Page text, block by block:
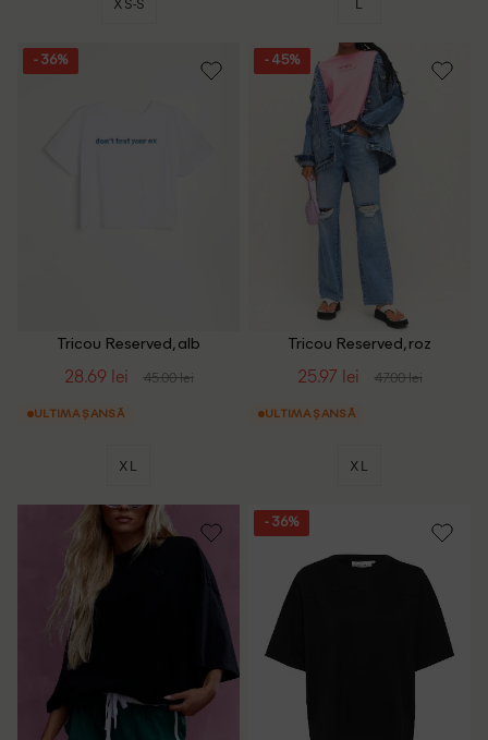
- 36%
Tricou Reserved, alb
28.69 lei 45.00 lei
ULTIMA ȘANSĂ
XL
- 45%
Tricou Reserved, roz
25.97 lei 47.00 lei
ULTIMA ȘANSĂ
XL
- 36%